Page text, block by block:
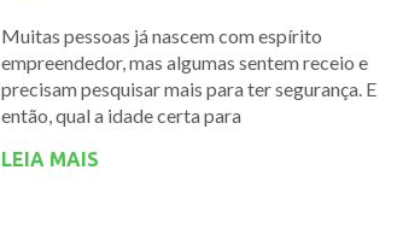
Muitas pessoas já nascem com espírito
empreendedor, mas algumas sentem receio e
precisam pesquisar mais para ter segurança. E
então, qual a idade certa para
LEIA MAIS